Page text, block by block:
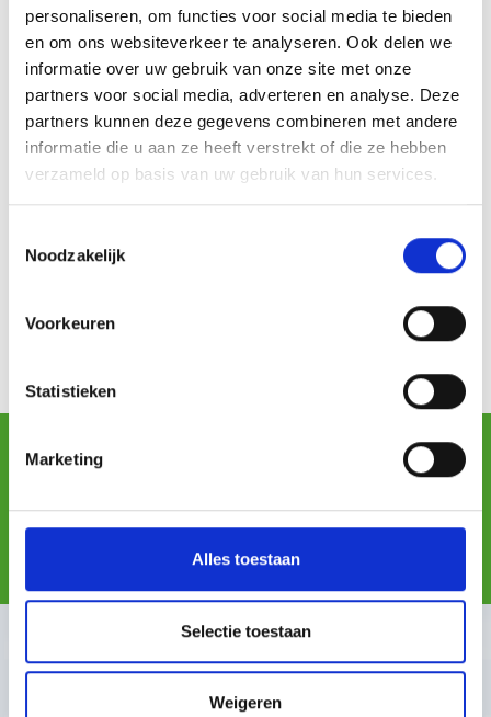
personaliseren, om functies voor social media te bieden
en om ons websiteverkeer te analyseren. Ook delen we
informatie over uw gebruik van onze site met onze
partners voor social media, adverteren en analyse. Deze
partners kunnen deze gegevens combineren met andere
informatie die u aan ze heeft verstrekt of die ze hebben
verzameld op basis van uw gebruik van hun services.
Noodzakelijk
Voorkeuren
Statistieken
Marketing
Alles toestaan
Selectie toestaan
Weigeren
Inschrijven nieuwsbrief
Versturen
duurzamer transport
deel van de winst doneren
samenwerken met UWV